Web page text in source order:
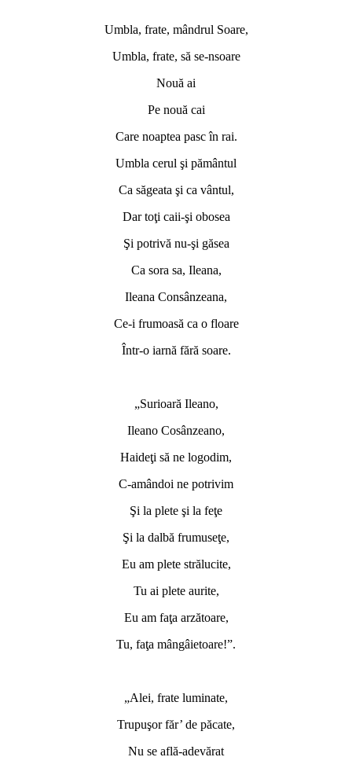
Umbla, frate, mândrul Soare,
Umbla, frate, să se-nsoare
Nouă ai
Pe nouă cai
Care noaptea pasc în rai.
Umbla cerul şi pământul
Ca săgeata şi ca vântul,
Dar toţi caii-şi obosea
Şi potrivă nu-şi găsea
Ca sora sa, Ileana,
Ileana Consânzeana,
Ce-i frumoasă ca o floare
Într-o iarnă fără soare.
„Surioară Ileano,
Ileano Cosânzeano,
Haideţi să ne logodim,
C-amândoi ne potrivim
Şi la plete şi la feţe
Şi la dalbă frumuseţe,
Eu am plete strălucite,
Tu ai plete aurite,
Eu am faţa arzătoare,
Tu, faţa mângâietoare!”.
„Alei, frate luminate,
Trupuşor făr’ de păcate,
Nu se află-adevărat